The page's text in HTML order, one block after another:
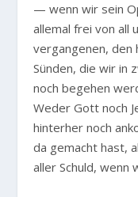
— wenn wir sein
allemal frei von all
vergangenen, den
Sünden, die wir in
noch begehen
Weder Gott noch
hinterher noch
da gemacht hast,
aller Schuld, wenn